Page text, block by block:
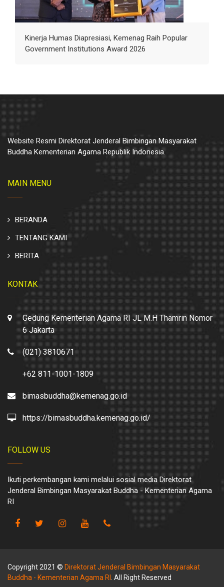
Kinerja Humas Diapresiasi, Kemenag Raih Popular
Government Institutions Award 2026
Website Resmi Direktorat Jenderal Bimbingan Masyarakat
Buddha Kementerian Agama Republik Indonesia.
MAIN MENU
BERANDA
TENTANG KAMI
BERITA
KONTAK
Gedung Kementerian Agama RI JL M.H Thamrin Nomor
6 Jakarta
(021) 3810671
+62 811-1001-1809
bimasbuddha@kemenag.go.id
https://bimasbuddha.kemenag.go.id/
FOLLOW US
Ikuti perkembangan kami melalui sosial media Direktorat
Jenderal Bimbingan Masyarakat Buddha - Kementerian Agama
RI
Copyright 2021 © Direktorat Jenderal Bimbingan Masyarakat
Buddha - Kementerian Agama RI
. All Right Reserved